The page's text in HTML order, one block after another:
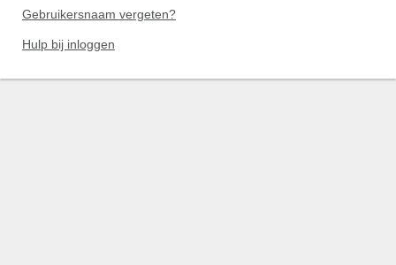
Gebruikersnaam vergeten?
Hulp bij inloggen